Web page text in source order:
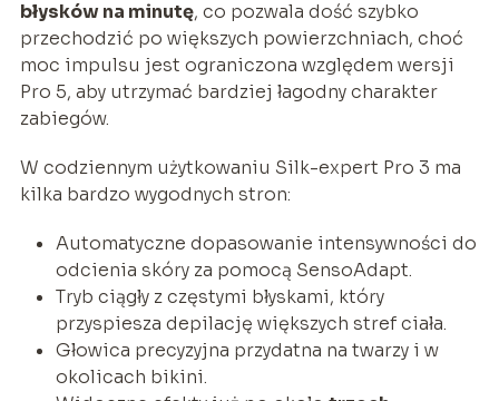
błysków na minutę, co pozwala dość szybko
przechodzić po większych powierzchniach, choć
moc impulsu jest ograniczona względem wersji
Pro 5, aby utrzymać bardziej łagodny charakter
zabiegów.
W codziennym użytkowaniu Silk-expert Pro 3 ma
kilka bardzo wygodnych stron:
Automatyczne dopasowanie intensywności do
odcienia skóry za pomocą SensoAdapt.
Tryb ciągły z częstymi błyskami, który
przyspiesza depilację większych stref ciała.
Głowica precyzyjna przydatna na twarzy i w
okolicach bikini.